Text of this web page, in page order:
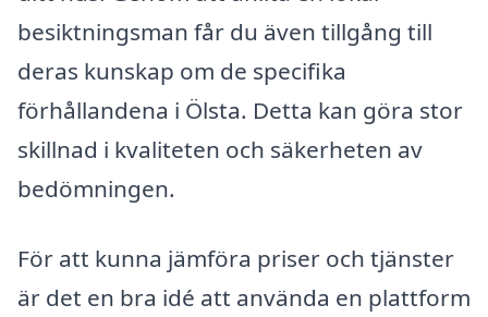
besiktningsman får du även tillgång till
deras kunskap om de specifika
förhållandena i Ölsta. Detta kan göra stor
skillnad i kvaliteten och säkerheten av
bedömningen.
För att kunna jämföra priser och tjänster
är det en bra idé att använda en plattform